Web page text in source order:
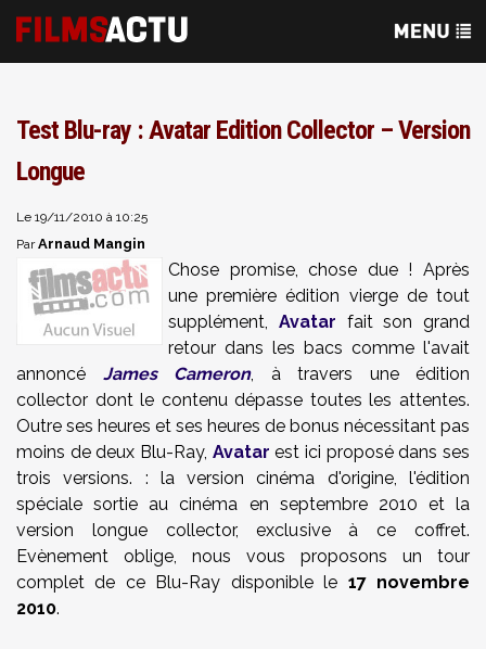
Test Blu-ray : Avatar Edition Collector – Version
Longue
Le 19/11/2010 à 10:25
ParArnaud Mangin
Chose promise, chose due ! Après
une première édition vierge de tout
supplément, Avatar fait son grand
retour dans les bacs comme l'avait
annoncé James Cameron, à travers une édition
collector dont le contenu dépasse toutes les attentes.
Outre ses heures et ses heures de bonus nécessitant pas
moins de deux Blu-Ray, Avatar est ici proposé dans ses
trois versions. : la version cinéma d'origine, l'édition
spéciale sortie au cinéma en septembre 2010 et la
version longue collector, exclusive à ce coffret.
Evènement oblige, nous vous proposons un tour
complet de ce Blu-Ray disponible le 17 novembre
2010.